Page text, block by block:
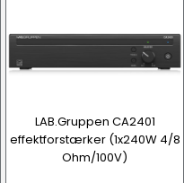
LAB.Gruppen CA2401
effektforstærker (1x240W 4/8
Ohm/100V)